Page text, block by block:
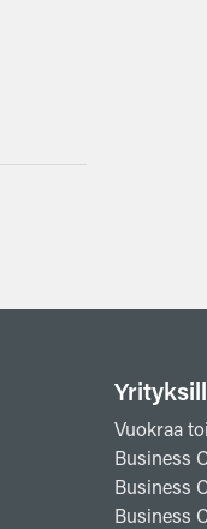
Vuokraa
Business
Business
Business